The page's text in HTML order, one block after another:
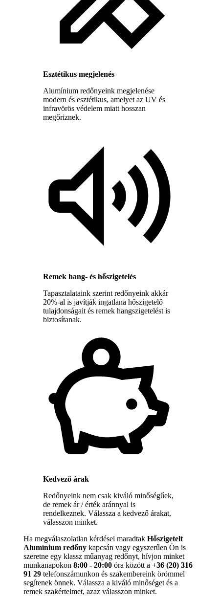
Esztétikus megjelenés
Alumínium redőnyeink megjelenése
modern és esztétikus, amelyet az UV és
infravörös védelem miatt hosszan
megőriznek.
Remek hang- és hőszigetelés
Tapasztalataink szerint redőnyeink akkár
20%-al is javítják ingatlana hőszigetelő
tulajdonságait és remek hangszigetelést is
biztosítanak.
Kedvező árak
Redőnyeink nem csak kiváló minőségűek,
de remek ár / érték aránnyal is
rendelkeznek. Válassza a kedvező árakat,
válasszon minket.
Ha megválaszolatlan kérdései maradtak Hőszigetelt
Alumínium redőny kapcsán vagy egyszerűen Ön is
szeretne egy klassz műanyag redőnyt, hívjon minket
munkanapokon 8:00 - 20:00 óra között a +36 (20) 316
91 29 telefonszámunkon és szakembereink örömmel
segítenek önnek. Válassza a kiváló minőséget és a
remek szakértelmet, azaz válasszon minket.